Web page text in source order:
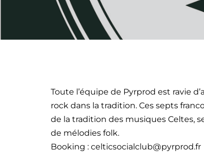
Toute l’équipe de Pyrprod est ravie
rock dans la tradition. Ces septs
de la tradition des musiques Celtes,
de mélodies folk.
Booking : celticsocialclub@pyrprod.fr